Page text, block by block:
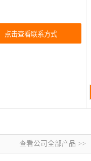
点击查看联系方式
查看公司全部产品 >>